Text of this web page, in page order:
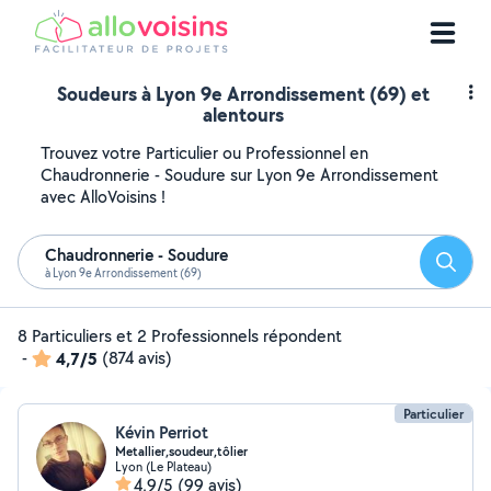
Soudeurs à Lyon 9e Arrondissement (69) et
alentours
Trouvez votre Particulier ou Professionnel en
Chaudronnerie - Soudure sur Lyon 9e Arrondissement
avec AlloVoisins !
Chaudronnerie - Soudure
à Lyon 9e Arrondissement (69)
8 Particuliers et 2 Professionnels répondent
-
4,7/5 (874 avis)
Particulier
Kévin Perriot
Metallier,soudeur,tôlier
Lyon (Le Plateau)
4,9/5 (99 avis)